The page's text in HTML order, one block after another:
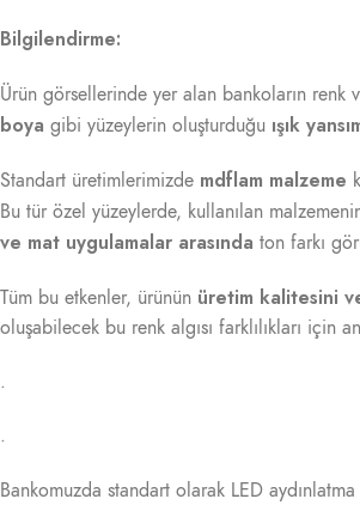
Bilgilendirme:
Ürün görsellerinde yer alan bankoların renk
boya gibi yüzeylerin oluşturduğu ışık
Standart üretimlerimizde mdflam malzeme
Bu tür özel yüzeylerde, kullanılan
ve mat uygulamalar arasında ton farkı
Tüm bu etkenler, ürünün üretim kalitesini
oluşabilecek bu renk algısı farklılıkları için
.
.
Bankomuzda standart olarak LED aydınlatma